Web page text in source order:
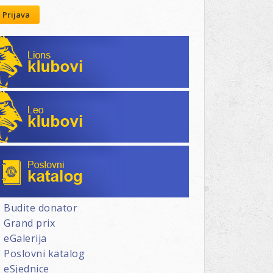
Prijava
Lions klubovi
Leo klubovi
Budite donator
Grand prix
eGalerija
Poslovni katalog
eSjednice